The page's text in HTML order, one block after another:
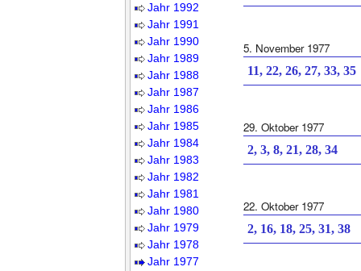
Jahr 1992
Jahr 1991
Jahr 1990
Jahr 1989
Jahr 1988
Jahr 1987
Jahr 1986
Jahr 1985
Jahr 1984
Jahr 1983
Jahr 1982
Jahr 1981
Jahr 1980
Jahr 1979
Jahr 1978
Jahr 1977
5. November 1977
11, 22, 26, 27, 33, 35
29. Oktober 1977
2, 3, 8, 21, 28, 34
22. Oktober 1977
2, 16, 18, 25, 31, 38